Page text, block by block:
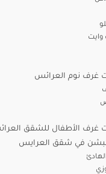
وايت
غرف نوم العرائس
غرف الأطفال للشقق
في شقق العرايس